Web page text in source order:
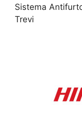
Sistema
Trevi